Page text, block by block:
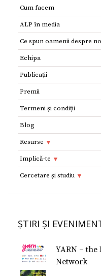
Cum facem
ALP în media
Ce spun oamenii despre
Echipa
Publicaţii
Premii
Termeni și condiții
Blog
Resurse
Resurse
Adolescenţi şi tineri
Formularul E 112
Implică-te
Implică-te
Donează
Cercetare și studiu
Conferinţe Medicale
Studiu Temerarii
Nu Mi-e Frică!
ȘTIRI ȘI
YARN –
Network